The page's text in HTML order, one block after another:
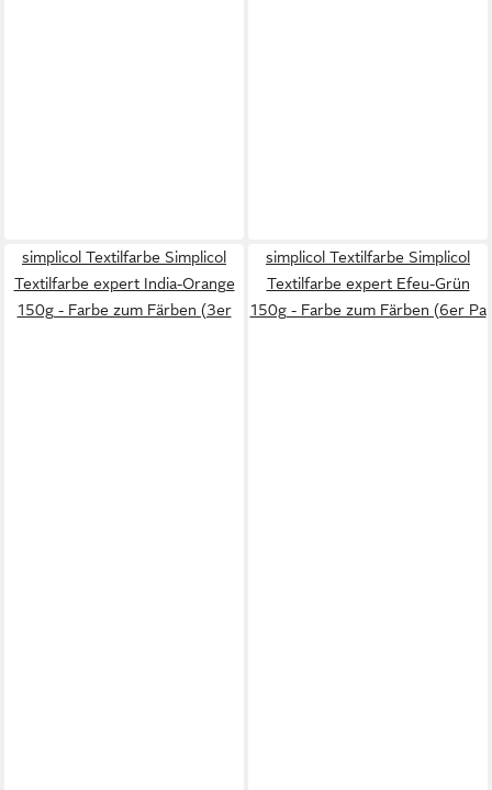
simplicol Textilfarbe Simplicol
Textilfarbe expert India-Orange
150g - Farbe zum Färben (3er
simplicol Textilfarbe Simplicol
Textilfarbe expert Efeu-Grün
150g - Farbe zum Färben (6er Pa